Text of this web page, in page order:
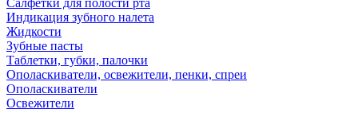
Салфетки для полости рта
Индикация зубного налета
Жидкости
Зубные пасты
Таблетки, губки, палочки
Ополаскиватели, освежители, пенки, спреи
Ополаскиватели
Освежители